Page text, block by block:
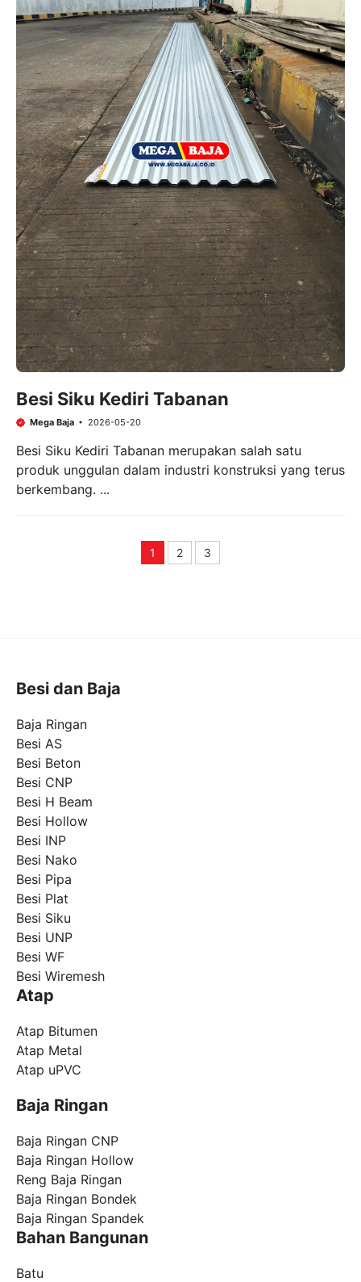
Besi Siku Kediri Tabanan
Mega Baja 2026-05-20
Besi Siku Kediri Tabanan merupakan salah satu
produk unggulan dalam industri konstruksi yang terus
berkembang. ...
Page
1 Page
2 3
Besi dan Baja
Baja Ringan
Besi AS
Besi Beton
Besi CNP
Besi H Beam
Besi Hollow
Besi INP
Besi Nako
Besi Pipa
Besi Plat
Besi Siku
Besi UNP
Besi WF
Besi Wiremesh
Atap
Atap Bitumen
Atap Metal
Atap uPVC
Baja Ringan
Baja Ringan CNP
Baja Ringan Hollow
Reng Baja Ringan
Baja Ringan Bondek
Baja Ringan Spandek
Bahan Bangunan
Batu